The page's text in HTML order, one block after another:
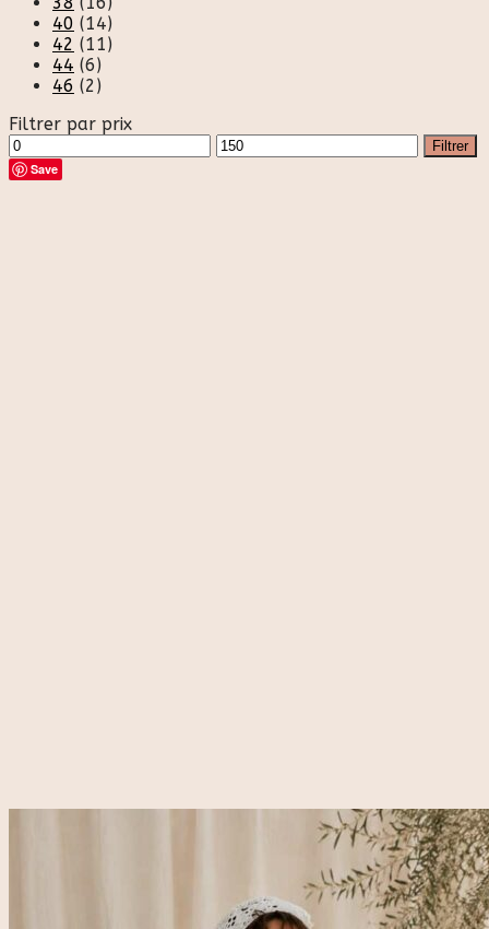
40 (14)
42 (11)
44 (6)
46 (2)
Filtrer par prix
Prix
min
Prix
max
Filtrer
Save